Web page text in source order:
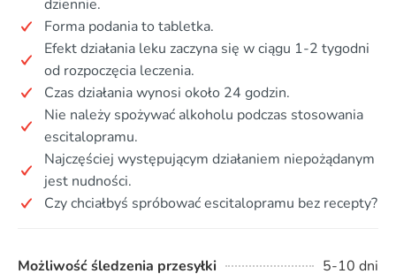
dziennie.
Forma podania to tabletka.
Efekt działania leku zaczyna się w ciągu 1-2 tygodni
od rozpoczęcia leczenia.
Czas działania wynosi około 24 godzin.
Nie należy spożywać alkoholu podczas stosowania
escitalopramu.
Najczęściej występującym działaniem niepożądanym
jest nudności.
Czy chciałbyś spróbować escitalopramu bez recepty?
Możliwość śledzenia przesyłki
5-10 dni